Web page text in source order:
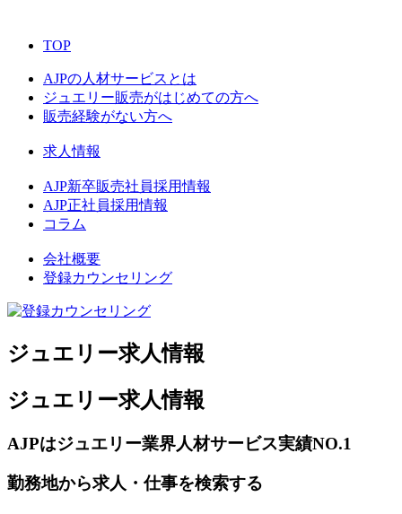
TOP
AJPの人材サービスとは
ジュエリー販売がはじめての方へ
販売経験がない方へ
求人情報
AJP新卒販売社員採用情報
AJP正社員採用情報
コラム
会社概要
登録カウンセリング
ジュエリー求人情報
ジュエリー求人情報
AJPはジュエリー業界人材サービス実績NO.1
勤務地から求人・仕事を検索する